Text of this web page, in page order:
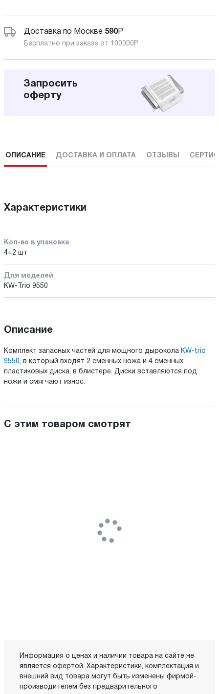
Доставка по Москве 590Р
Бесплатно при заказе от 100000 Р
Запросить
оферту
ОПИСАНИЕ ДОСТАВКА И ОПЛАТА ОТЗЫВЫ
Характеристики
Кол-во в упаковке
4+2 шт
Для моделей
KW-Trio 9550
Описание
Комплект запасных частей для мощного дырокола KW-trio
9550, в который входят 2 сменных ножа и 4 сменных
пластиковых диска, в блистере. Диски вставляются под
ножи и смягчают износ.
С этим товаром смотрят
Информация о ценах и наличии товара на сайте не
является офертой. Характеристики, комплектация и
внешний вид товара могут быть изменены фирмой-
производителем без предварительного